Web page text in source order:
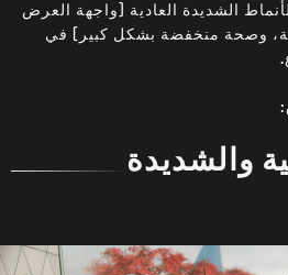
الشديدة العادية (واجهة العرض
وصحة منخفضة بشكل كبير) في
والشديدة